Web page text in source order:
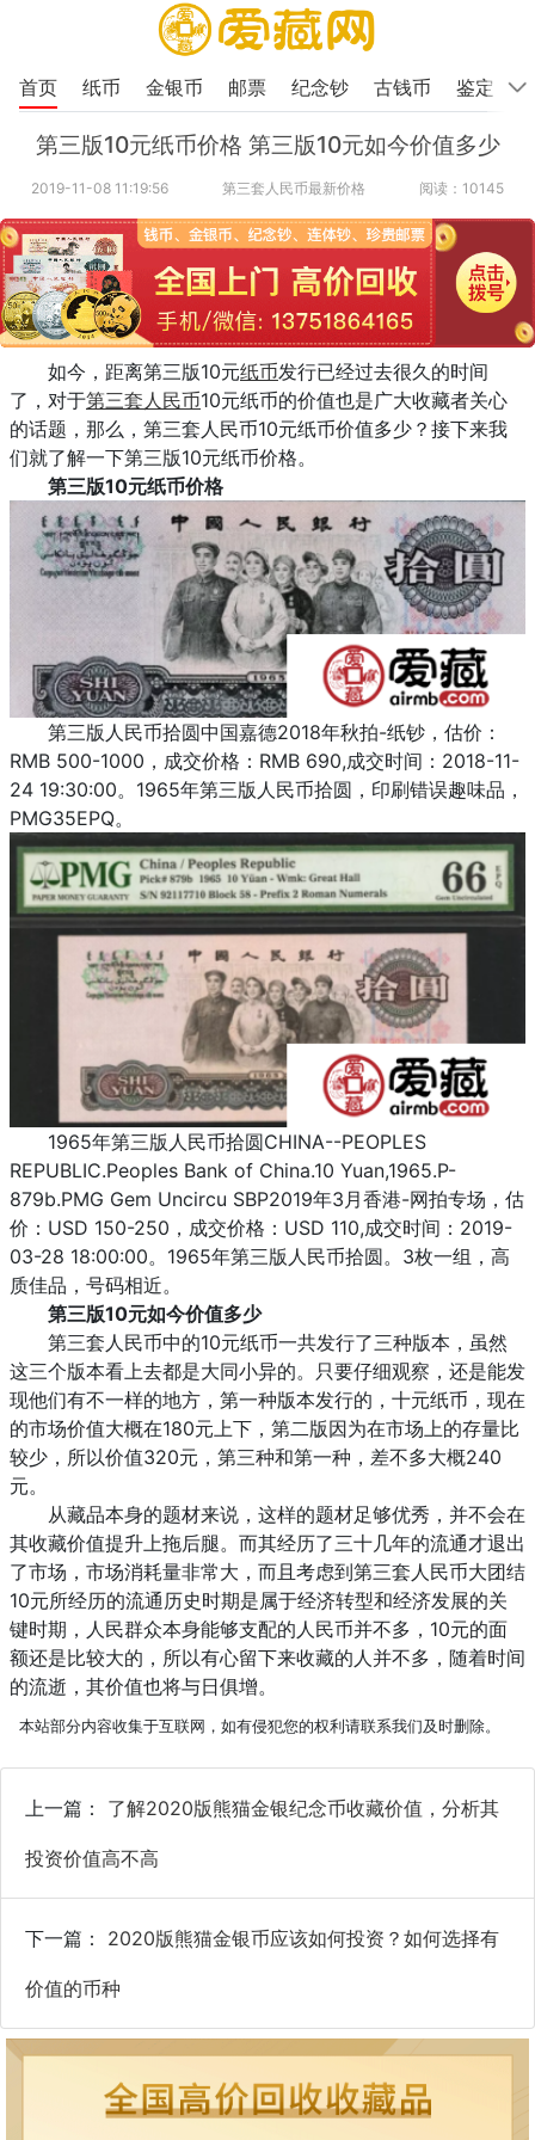
首页 纸币 金银币 邮票 纪念钞 古钱币 鉴定
第三版10元纸币价格 第三版10元如今价值多少
2019-11-08 11:19:56 第三套人民币最新价格 阅读：10145
如今，距离第三版10元纸币发行已经过去很久的时间
了，对于第三套人民币10元纸币的价值也是广大收藏者关心
的话题，那么，第三套人民币10元纸币价值多少？接下来我
们就了解一下第三版10元纸币价格。
第三版10元纸币价格
第三版人民币拾圆中国嘉德2018年秋拍-纸钞，估价：
RMB 500-1000，成交价格：RMB 690,成交时间：2018-11-
24 19:30:00。1965年第三版人民币拾圆，印刷错误趣味品，
PMG35EPQ。
1965年第三版人民币拾圆CHINA--PEOPLES
REPUBLIC.Peoples Bank of China.10 Yuan,1965.P-
879b.PMG Gem Uncircu SBP2019年3月香港-网拍专场，估
价：USD 150-250，成交价格：USD 110,成交时间：2019-
03-28 18:00:00。1965年第三版人民币拾圆。3枚一组，高
质佳品，号码相近。
第三版10元如今价值多少
第三套人民币中的10元纸币一共发行了三种版本，虽然
这三个版本看上去都是大同小异的。只要仔细观察，还是能发
现他们有不一样的地方，第一种版本发行的，十元纸币，现在
的市场价值大概在180元上下，第二版因为在市场上的存量比
较少，所以价值320元，第三种和第一种，差不多大概240
元。
从藏品本身的题材来说，这样的题材足够优秀，并不会在
其收藏价值提升上拖后腿。而其经历了三十几年的流通才退出
了市场，市场消耗量非常大，而且考虑到第三套人民币大团结
10元所经历的流通历史时期是属于经济转型和经济发展的关
键时期，人民群众本身能够支配的人民币并不多，10元的面
额还是比较大的，所以有心留下来收藏的人并不多，随着时间
的流逝，其价值也将与日俱增。
本站部分内容收集于互联网，如有侵犯您的权利请联系我们及时删除。
上一篇： 了解2020版熊猫金银纪念币收藏价值，分析其
投资价值高不高
下一篇： 2020版熊猫金银币应该如何投资？如何选择有
价值的币种